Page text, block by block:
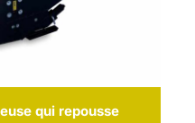
qui repousse